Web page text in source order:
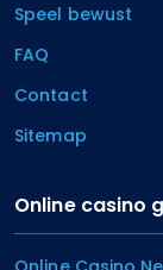
Speel bewust
FAQ
Contact
Sitemap
Online casino